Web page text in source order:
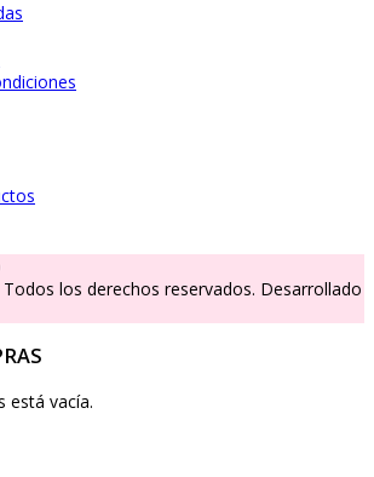
los derechos reservados. Desarrollado
está vacía.